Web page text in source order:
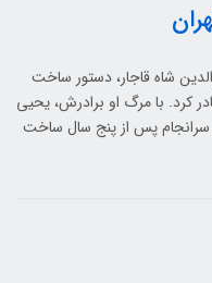
شاه قاجار، دستور ساخت
کرد. با مرگ او برادرش، یحیی
سرانجام پس از پنج سال ساخت